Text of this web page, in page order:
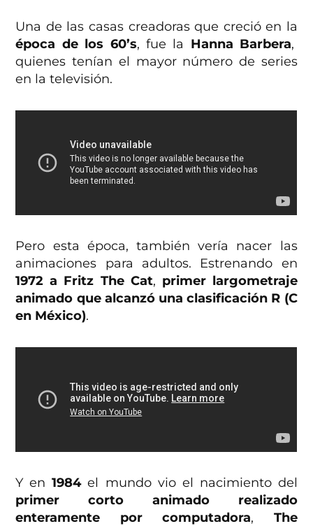
Una de las casas creadoras que creció en la
época de los 60’s, fue la Hanna Barbera,
quienes tenían el mayor número de series
en la televisión.
Pero esta época, también vería nacer las
animaciones para adultos. Estrenando en
1972 a Fritz The Cat, primer largometraje
animado que alcanzó una clasificación R (C
en México).
Y en1984el mundo vio el nacimiento del
primer corto animado realizado
enteramente por computadora, The